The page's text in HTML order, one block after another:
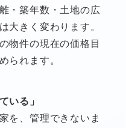
・築年数・土地の広
大きく変わります。
物件の現在の価格目
られます。
いる」
を、管理できないま